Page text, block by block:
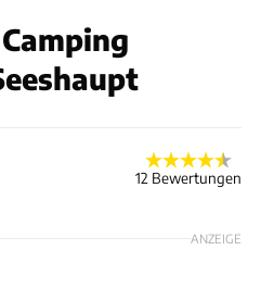
12 Bewertungen
ANZEIGE